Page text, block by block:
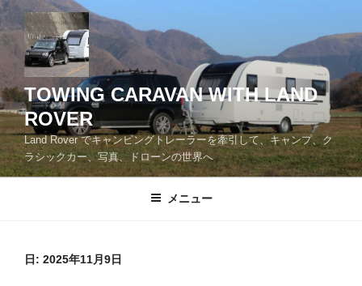
コ
ン
テ
ツ
へ
ス
キ
ッ
TOWING CARAVAN WITH LAND
ROVER
Land Rover でキャンピングトレーラーを牽引して、キャンプ、ク
ラシックカー、写真、ドローンの世界へ
メニュー
日: 2025年11月9日